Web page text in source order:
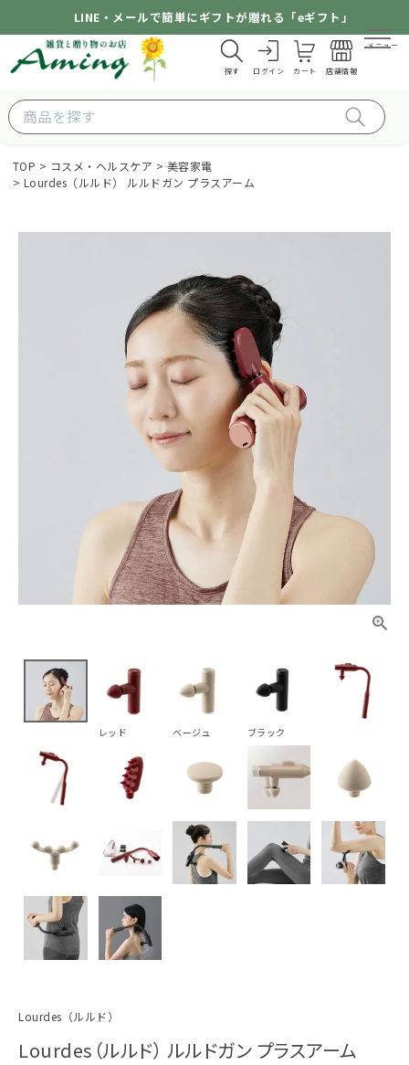
LINE・メールで簡単にギフトが贈れる「eギフト」
探す ログイン カート 店舗情報
メニュー
TOP コスメ・ヘルスケア
美容家電
Lourdes（ルルド） ルルドガン プラスアーム
レッド ベージュ ブラック
Lourdes（ルルド）
Lourdes（ルルド） ルルドガン プラスアーム